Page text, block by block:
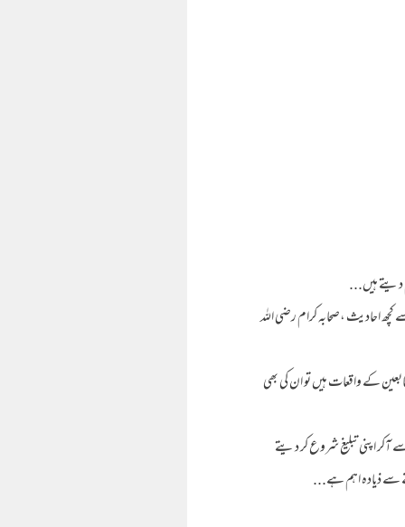
دیتے ہیں...
احادیث ،صحابہ کرام رضی اللہ
کے واقعات ہیں تو ان کی بھی
اپنی تبلیغ شروع کر دیتے
سے ذیادہ اہم ہے...